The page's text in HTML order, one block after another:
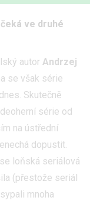
ve druhé
autor Andrzej
se však série
Skutečně
série od
na ústřední
dopustit.
loňská seriálová
(přestože seriál
mnoha